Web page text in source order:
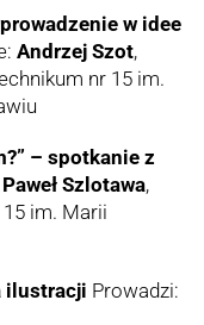
w idee
Andrzej Szot,
nr 15 im.
– spotkanie z
Paweł Szlotawa,
im. Marii
ilustracji Prowadzi: